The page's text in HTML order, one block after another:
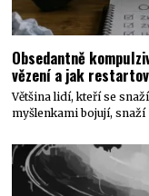
Obsedantně
vězení a jak
Většina lidí, kteří se
myšlenkami bojují, snaží